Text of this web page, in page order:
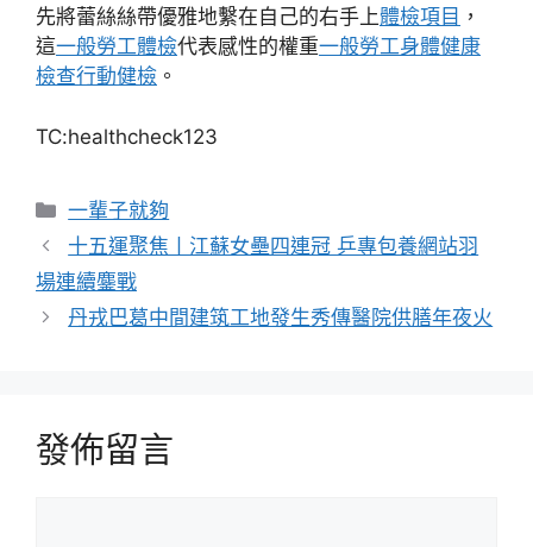
先將蕾絲絲帶優雅地繫在自己的右手上體檢項目 ，
這一般勞工體檢代表感性的權重一般勞工身體健康
檢查行動健檢 。
TC:healthcheck123
分
類
一輩子就夠
十五運聚焦丨江蘇女壘四連冠 乒專包養網站羽
場連續鏖戰
丹戎巴葛中間建筑工地發生秀傳醫院供膳年夜火
發佈留言